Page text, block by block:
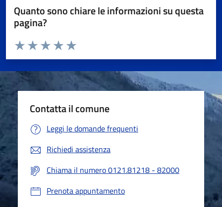
Quanto sono chiare le informazioni su questa
pagina?
Valuta da 1 a 5 stelle la pagina
Valuta 5 stelle su 5
Valuta 4 stelle su 5
Valuta 3 stelle su 5
Valuta 2 stelle su 5
Valuta 1 stelle su 5
Contatta il comune
Leggi le domande frequenti
Richiedi assistenza
Chiama il numero 0121.81218 - 82000
Prenota appuntamento